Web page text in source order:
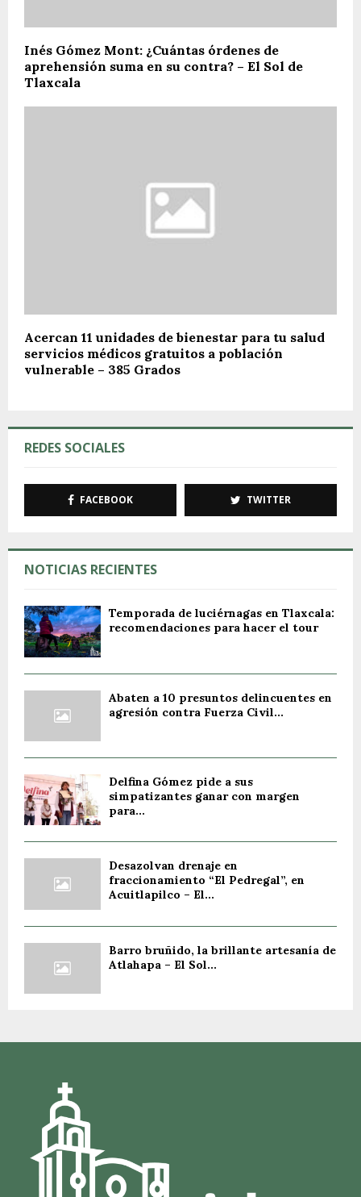
Inés Gómez Mont: ¿Cuántas órdenes de
aprehensión suma en su contra? – El Sol de
Tlaxcala
Acercan 11 unidades de bienestar para tu salud
servicios médicos gratuitos a población
vulnerable – 385 Grados
REDES SOCIALES
FACEBOOK TWITTER
NOTICIAS RECIENTES
Temporada de luciérnagas en Tlaxcala:
recomendaciones para hacer el tour
Abaten a 10 presuntos delincuentes en
agresión contra Fuerza Civil...
Delfina Gómez pide a sus
simpatizantes ganar con margen
para...
Desazolvan drenaje en
fraccionamiento “El Pedregal”, en
Acuitlapilco – El...
Barro bruñido, la brillante artesanía de
Atlahapa – El Sol...